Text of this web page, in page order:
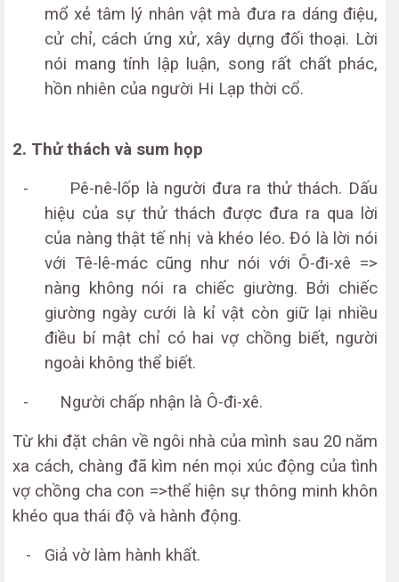
mổ xẻ tâm lý nhân vật mà đưa ra dáng điệu,
cử chỉ, cách ứng xử, xây dựng đối thoại. Lời
nói mang tính lập luận, song rất chất phác,
hồn nhiên của người Hi Lạp thời cổ.
2. Thử thách và sum họp
-
Pê-nê-lốp là người đưa ra thử thách. Dấu
hiệu của sự thử thách được đưa ra qua lời
của nàng thật tế nhị và khéo léo. Đó là lời nói
với Tê-lê-mác cũng như nói với Ô-đi-xê =>
nàng không nói ra chiếc giường. Bởi chiếc
giường ngày cưới là kỉ vật còn giữ lại nhiều
điều bí mật chỉ có hai vợ chồng biết, người
ngoài không thể biết.
-
Người chấp nhận là Ô-đi-xê.
Từ khi đặt chân về ngôi nhà của mình sau 20 năm
xa cách, chàng đã kìm nén mọi xúc động của tình
vợ chồng cha con =>thể hiện sự thông minh khôn
khéo qua thái độ và hành động.
- Giả vờ làm hành khất.